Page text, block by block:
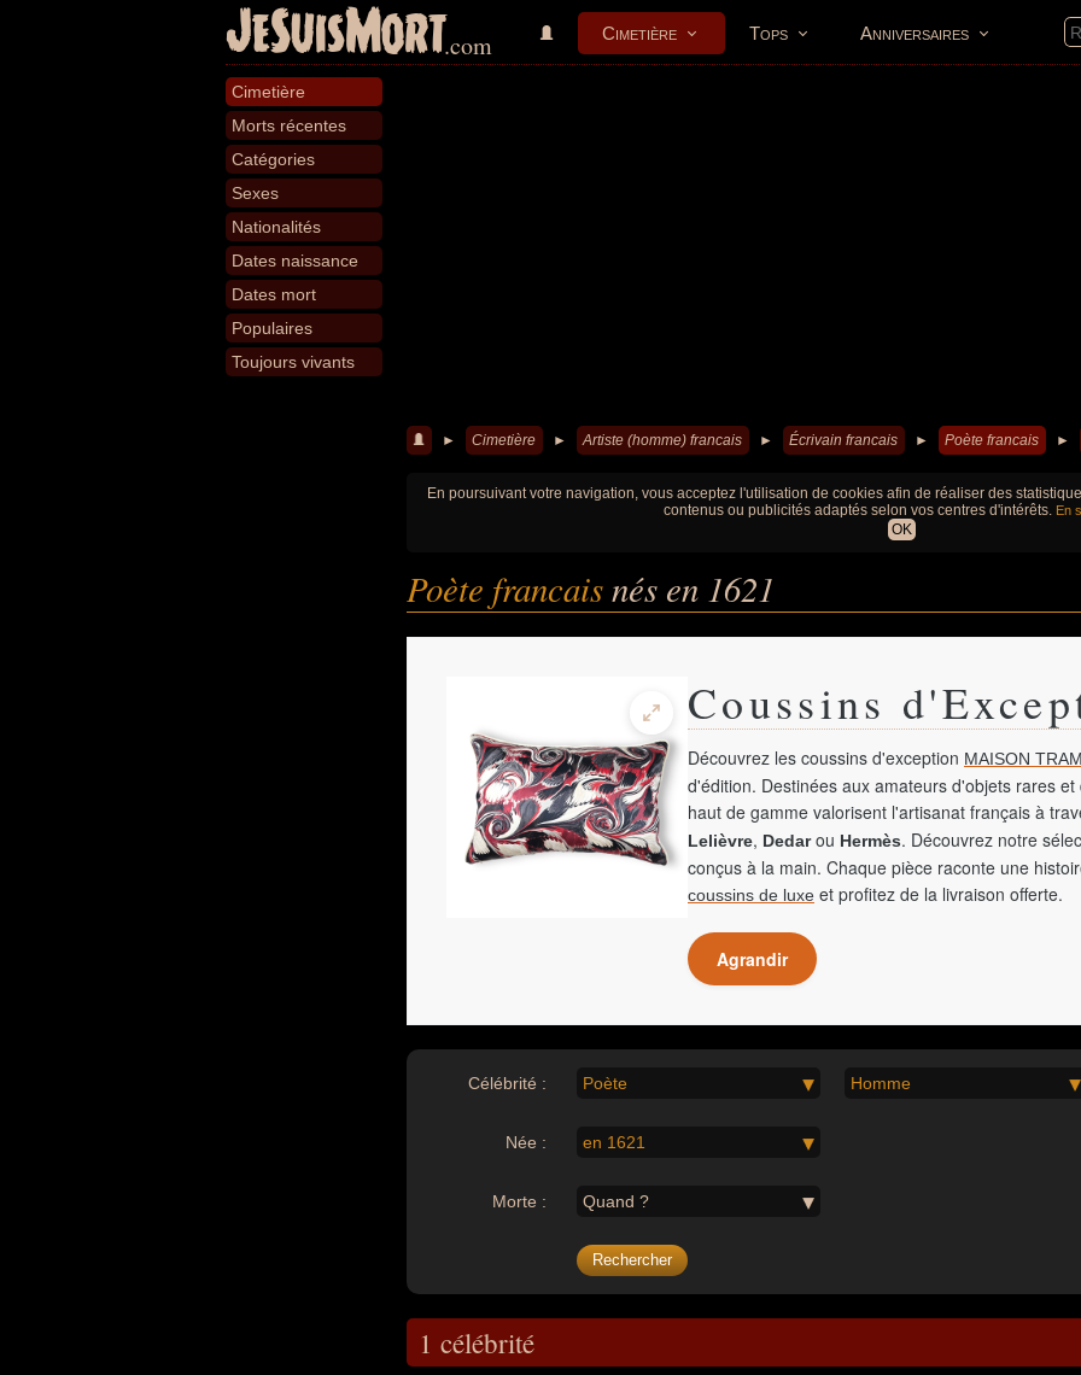
JeSuisMort.com Cimetière Tops Anniversaires
Cimetière
Morts récentes
Catégories
Sexes
Nationalités
Dates naissance
Dates mort
Populaires
Toujours vivants
► Cimetière ► Artiste (homme) francais ► Écrivain francais ► Poète francais ►
En poursuivant votre navigation, vous acceptez l'utilisation de cookies afin de réaliser des
contenus ou publicités adaptés selon vos centres d'intérêts. En
OK
Poète francaisnés en 1621
Coussins
Découvrez les coussins d'exception MAISON
d'édition. Destinées aux amateurs d'objets rares
haut de gamme valorisent l'artisanat français à
Lelièvre, Dedarou Hermès. Découvrez notre
conçus à la main. Chaque pièce raconte une
coussins de luxe et profitez de la livraison offerte.
Agrandir
Célébrité : Poète Homme
Née : en 1621
Morte : Quand ?
1 célébrité